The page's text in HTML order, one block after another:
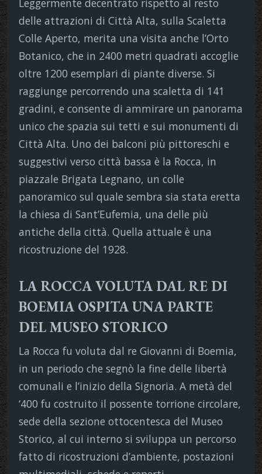
Leggermente decentrato rispetto al resto
delle attrazioni di Città Alta, sulla Scaletta
Colle Aperto, merita una visita anche l’Orto
Botanico, che in 2400 metri quadrati accoglie
oltre 1200 esemplari di piante diverse. Si
raggiunge percorrendo una scaletta di 141
gradini, e consente di ammirare un panorama
unico che spazia sui tetti e sui monumenti di
Città Alta. Uno dei balconi più pittoreschi e
suggestivi verso città bassa è la Rocca, in
piazzale Brigata Legnano, un colle
panoramico sul quale sembra sia stata eretta
la chiesa di Sant’Eufemia, una delle più
antiche della città. Quella attuale è una
ricostruzione del 1928.
LA ROCCA VOLUTA DAL RE DI
BOEMIA OSPITA UNA PARTE
DEL MUSEO STORICO
La Rocca fu voluta dal re Giovanni di Boemia,
in un periodo che segnò la fine delle libertà
comunali e l’inizio della Signoria. A metà del
‘400 fu costruito il possente torrione circolare,
sede della sezione ottocentesca del Museo
Storico, al cui interno si sviluppa un percorso
fatto di ricostruzioni d’ambiente, postazioni